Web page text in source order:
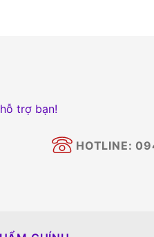
trợ bạn!
HOTLINE: